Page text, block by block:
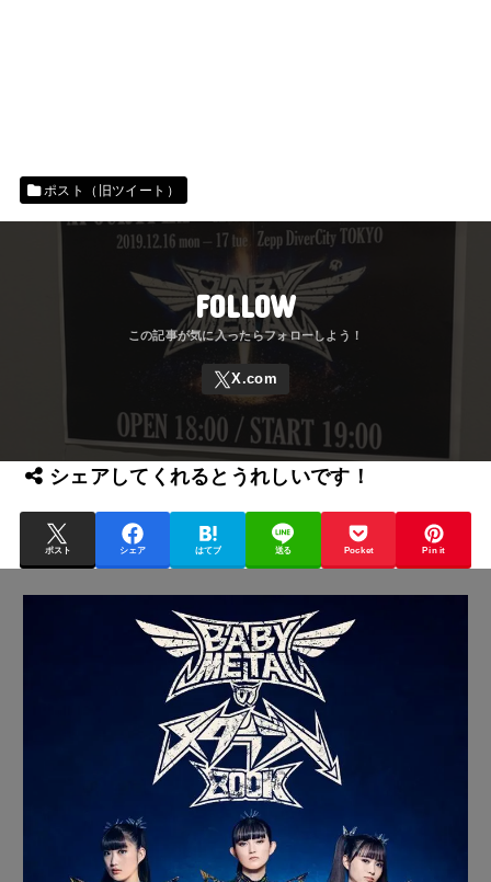
ポスト（旧ツイート）
FOLLOW
シェアしてくれるとうれしいです！
ポスト シェア はてブ 送る Pocket Pin it